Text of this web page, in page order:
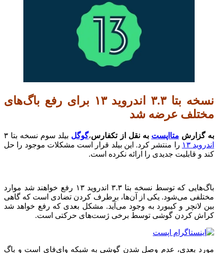
نسخه بتا ۳.۳ اندروید ۱۳ برای رفع با‌گ‌های
مختلف عرضه شد
به گزارش متااپست به نقل از تکفارس،گوگل بیلد سوم نسخه بتا ۳
اندروید ۱۳
را منتشر کرد.‌ این بیلد قرار است مشکلات موجود را حل
کند و قابلیت جدیدی را ارائه نکرده است.
باگ‌هایی که ‌توسط نسخه بتا ۳.۳ اندروید ۱۳ رفع خواهند شد موارد
مختلفی می‌شود. یکی از آن‌ها، برطرف کردن تضادی است که گاهی
بین لانچر و کیبورد به وجود می‌آید. مشکل بعدی که رفع خواهد شد
کراش کردن‌ گوشی توسط برخی ژست‌های حرکتی ‌است.
مورد بعدی، عدم وصل شدن گوشی‌ به شبکه وای‌فای است و باگ